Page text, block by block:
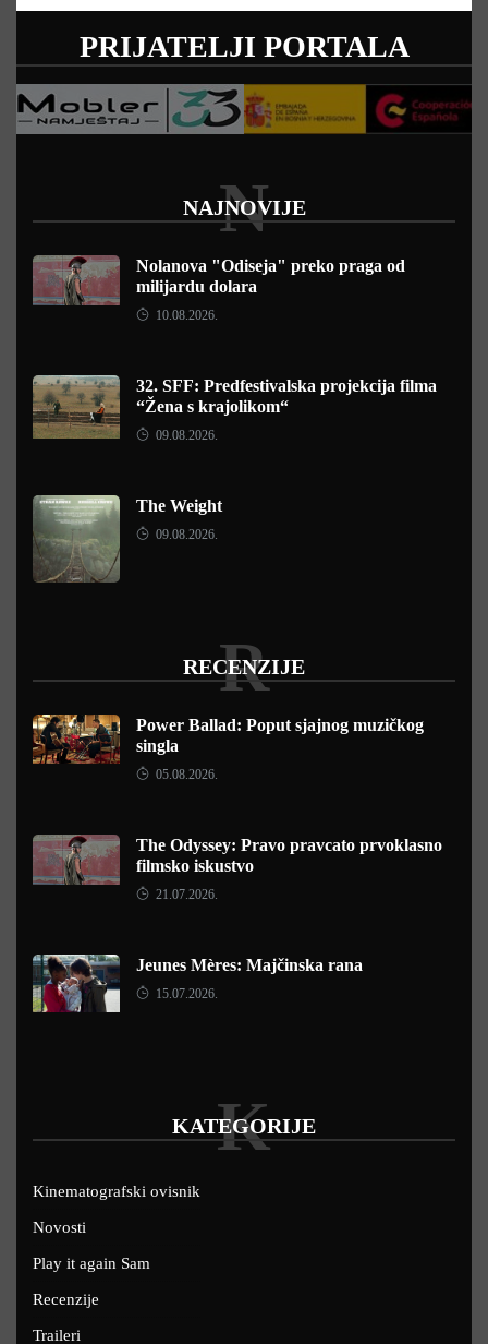
PRIJATELJI PORTALA
NAJNOVIJE
N
Nolanova "Odiseja" preko praga od
milijardu dolara
10.08.2026.
32. SFF: Predfestivalska projekcija filma
“Žena s krajolikom“
09.08.2026.
The Weight
09.08.2026.
RECENZIJE
R
Power Ballad: Poput sjajnog muzičkog
singla
05.08.2026.
The Odyssey: Pravo pravcato prvoklasno
filmsko iskustvo
21.07.2026.
Jeunes Mères: Majčinska rana
15.07.2026.
KATEGORIJE
K
Kinematografski ovisnik
Novosti
Play it again Sam
Recenzije
Traileri